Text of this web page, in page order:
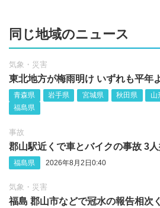
同じ地域のニュース
気象・災害
東北地方が梅雨明け いずれも平年
青森県 岩手県 宮城県 秋田県
山
福島県
事故
郡山駅近くで車とバイクの事故 3
福島県 2026年8月2日0:40
気象・災害
福島 郡山市などで冠水の報告相次